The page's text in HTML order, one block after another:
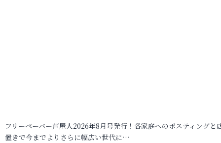
フリーペーパー芦屋人2026年8月号発行！各家庭へのポスティングと
置きで今までよりさらに幅広い世代に…